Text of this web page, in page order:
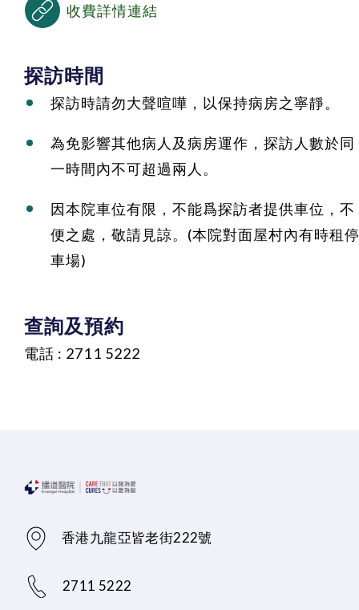
收費詳情連結
探訪時間
探訪時請勿大聲喧嘩，以保持病房之寧靜。
為免影響其他病人及病房運作，探訪人數於同
一時間內不可超過兩人。
因本院車位有限，不能爲探訪者提供車位，不
便之處，敬請見諒。(本院對面屋村內有時租停
車場)
查詢及預約
電話 : 2711 5222
香港九龍亞皆老街222號
2711 5222